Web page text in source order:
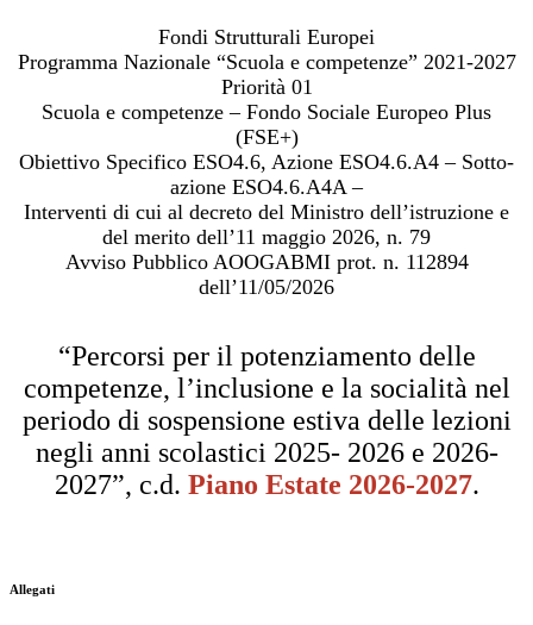
Fondi Strutturali Europei
Programma Nazionale “Scuola e competenze” 2021-2027
Priorità 01
Scuola e competenze – Fondo Sociale Europeo Plus
(FSE+)
Obiettivo Specifico ESO4.6, Azione ESO4.6.A4 – Sotto-
azione ESO4.6.A4A –
Interventi di cui al decreto del Ministro dell’istruzione e
del merito dell’11 maggio 2026, n. 79
Avviso Pubblico AOOGABMI prot. n. 112894
dell’11/05/2026
“Percorsi per il potenziamento delle
competenze, l’inclusione e la socialità nel
periodo di sospensione estiva delle lezioni
negli anni scolastici 2025- 2026 e 2026-
2027”, c.d. Piano Estate 2026-2027.
Allegati